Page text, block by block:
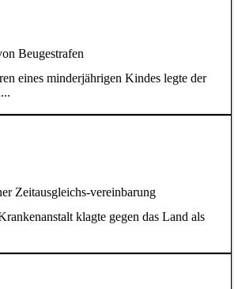
Beugestrafen
eines minderjährigen Kindes legte der
Zeitausgleichs-vereinbarung
klagte gegen das Land als